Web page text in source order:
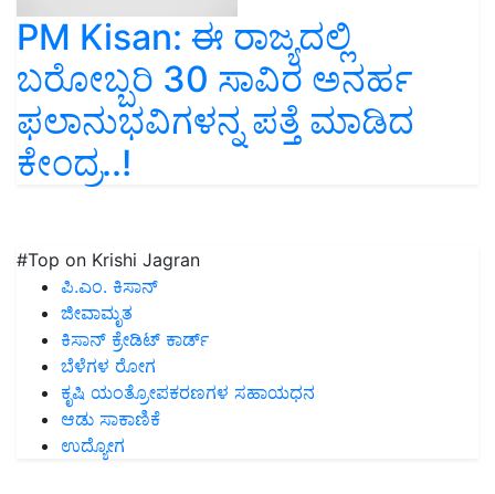
PM Kisan: ಈ ರಾಜ್ಯದಲ್ಲಿ
ಬರೋಬ್ಬರಿ 30 ಸಾವಿರ ಅನರ್ಹ
ಫಲಾನುಭವಿಗಳನ್ನ ಪತ್ತೆ ಮಾಡಿದ
ಕೇಂದ್ರ..!
#Top on Krishi Jagran
ಪಿ.ಎಂ. ಕಿಸಾನ್
ಜೀವಾಮೃತ
ಕಿಸಾನ್ ಕ್ರೇಡಿಟ್ ಕಾರ್ಡ್
ಬೆಳೆಗಳ ರೋಗ
ಕೃಷಿ ಯಂತ್ರೋಪಕರಣಗಳ ಸಹಾಯಧನ
ಆಡು ಸಾಕಾಣಿಕೆ
ಉದ್ಯೋಗ